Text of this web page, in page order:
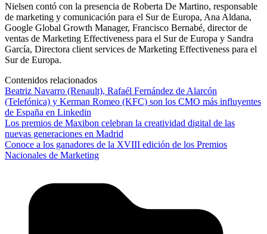
Nielsen contó con la presencia de Roberta De Martino, responsable
de marketing y comunicación para el Sur de Europa, Ana Aldana,
Google Global Growth Manager, Francisco Bernabé, director de
ventas de Marketing Effectiveness para el Sur de Europa y Sandra
García, Directora client services de Marketing Effectiveness para el
Sur de Europa.
Contenidos relacionados
Beatriz Navarro (Renault), Rafaél Fernández de Alarcón
(Telefónica) y Kerman Romeo (KFC) son los CMO más influyentes
de España en Linkedin
Los premios de Maxibon celebran la creatividad digital de las
nuevas generaciones en Madrid
Conoce a los ganadores de la XVIII edición de los Premios
Nacionales de Marketing